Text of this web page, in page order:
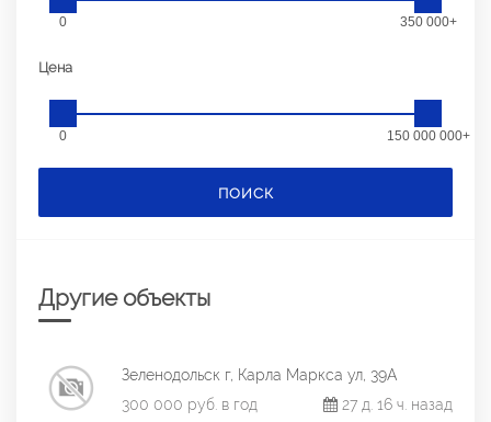
0 350 000+
Цена
0 150 000 000+
ПОИСК
Другие объекты
Зеленодольск г, Карла Маркса ул, 39А
300 000 руб. в год
27 д. 16 ч. назад